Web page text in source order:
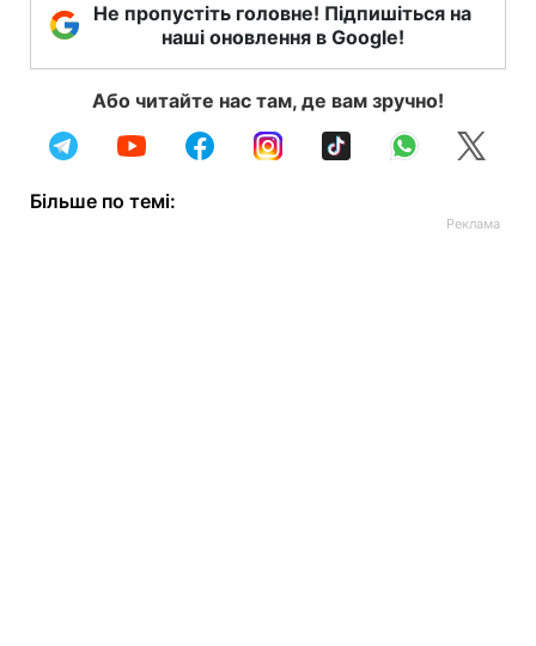
Не пропустіть головне! Підпишіться на
наші оновлення в Google!
Або читайте нас там, де вам зручно!
Більше по темі: